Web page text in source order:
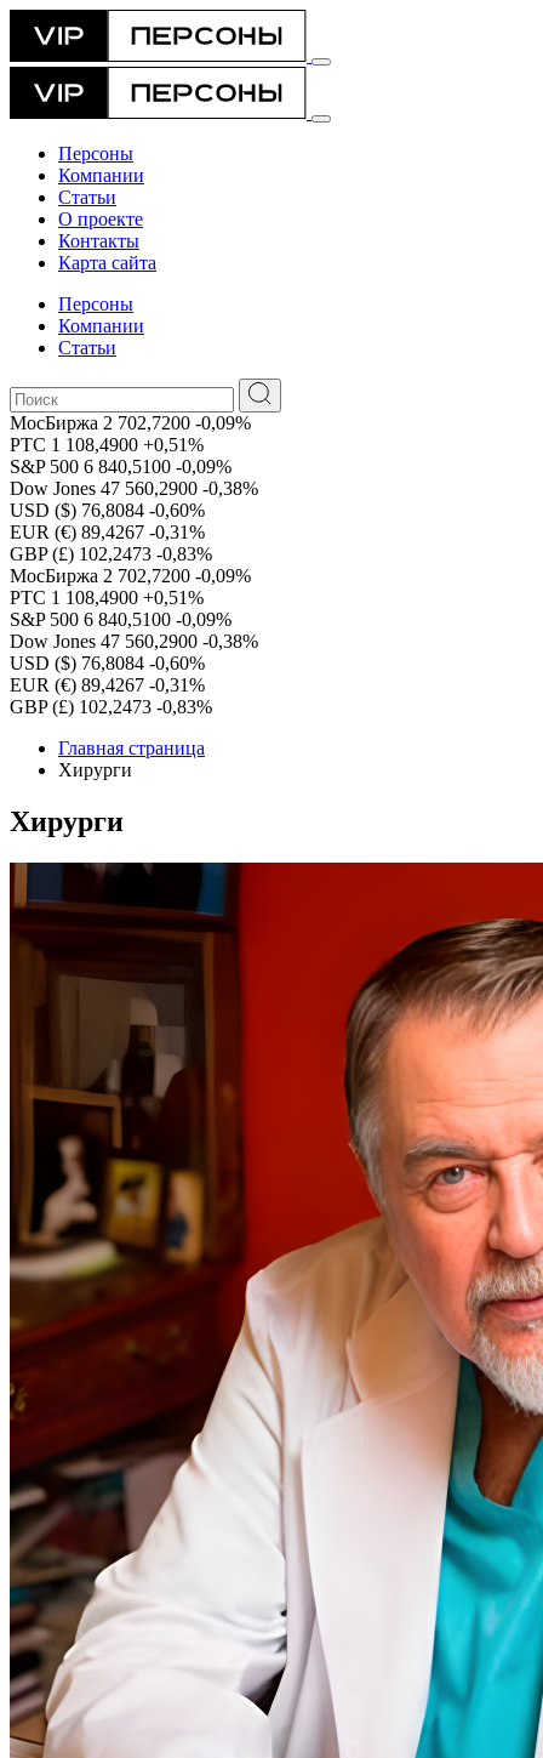
Персоны
Компании
Статьи
О проекте
Контакты
Карта сайта
Персоны
Компании
Статьи
МосБиржа 2 702,7200 -0,09%
РТС 1 108,4900 +0,51%
S&P 500 6 840,5100 -0,09%
Dow Jones 47 560,2900 -0,38%
USD ($) 76,8084 -0,60%
EUR (€) 89,4267 -0,31%
GBP (£) 102,2473 -0,83%
МосБиржа 2 702,7200 -0,09%
РТС 1 108,4900 +0,51%
S&P 500 6 840,5100 -0,09%
Dow Jones 47 560,2900 -0,38%
USD ($) 76,8084 -0,60%
EUR (€) 89,4267 -0,31%
GBP (£) 102,2473 -0,83%
Главная страница
Хирурги
Хирурги